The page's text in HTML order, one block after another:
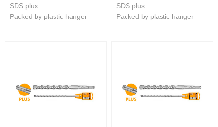
SDS plus
Packed by plastic hanger
SDS plus
Packed by plastic hanger